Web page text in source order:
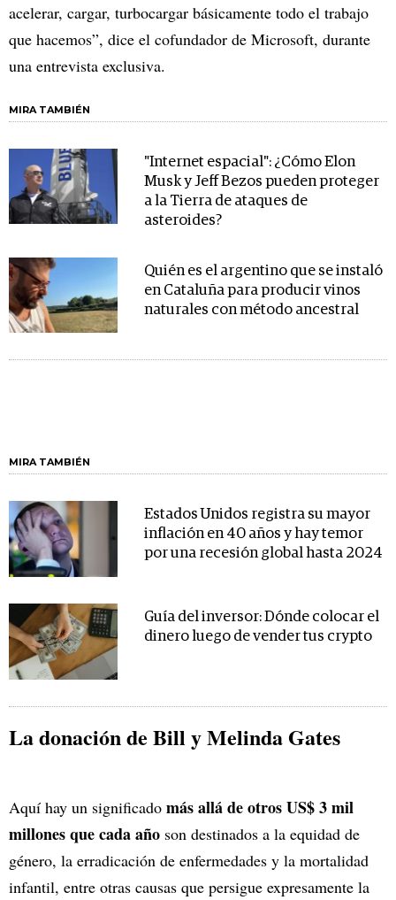
acelerar, cargar, turbocargar básicamente todo el trabajo
que hacemos”, dice el cofundador de Microsoft, durante
una entrevista exclusiva.
MIRA TAMBIÉN
"Internet espacial": ¿Cómo Elon
Musk y Jeff Bezos pueden proteger
a la Tierra de ataques de
asteroides?
Quién es el argentino que se instaló
en Cataluña para producir vinos
naturales con método ancestral
MIRA TAMBIÉN
Estados Unidos registra su mayor
inflación en 40 años y hay temor
por una recesión global hasta 2024
Guía del inversor: Dónde colocar el
dinero luego de vender tus crypto
La donación de Bill y Melinda Gates
Aquí hay un significado más allá de otros US$ 3 mil
millones que cada año son destinados a la equidad de
género, la erradicación de enfermedades y la mortalidad
infantil, entre otras causas que persigue expresamente la